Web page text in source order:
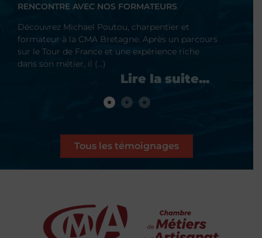
RENCONTRE AVEC NOS FORMATEURS
Découvrez Michael Poutou, charpentier et
formateur à la CMA Bretagne. Après un parcours
sur le Tour de France et une expérience riche
dans son métier, il (…)
Tous les témoignages